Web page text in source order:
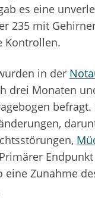
es eine
235 mit
Kontrollen.
in der
drei Monaten
eine Zunahme